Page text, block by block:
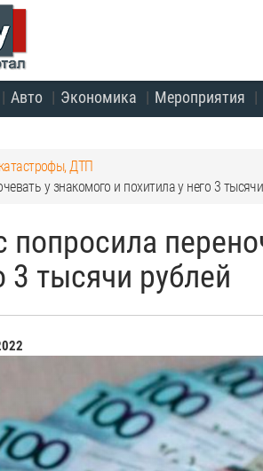
Авто Экономика Мероприятия
ДТП
у знакомого и похитила у него 3
3 тысячи рублей